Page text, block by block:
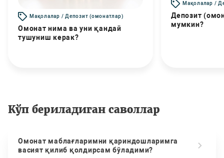
Мақолалар / Депозит (омонатлар)
Омонат нима ва уни қандай
тушуниш керак?
Мақолалар /
Депозит
мумкин?
Кўп бериладиган саволлар
Омонат маблағларимни қариндошларимга
васият қилиб қолдирсам бўладими?